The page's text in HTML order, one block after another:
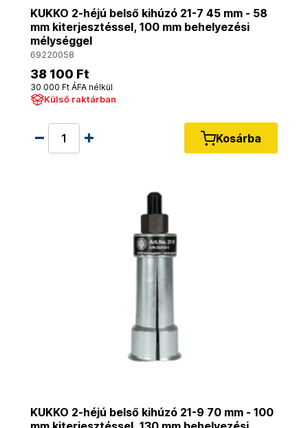
KUKKO 2-héjú belső kihúzó 21-7 45 mm - 58
mm kiterjesztéssel, 100 mm behelyezési
mélységgel
69220058
38 100 Ft
30 000 Ft ÁFA nélkül
Külső raktárban
Kosárba
KUKKO 2-héjú belső kihúzó 21-9 70 mm - 100